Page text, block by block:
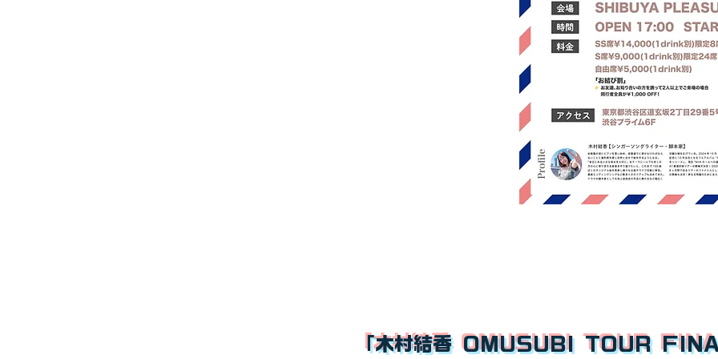
「木村結香 OMUSUBI TOUR